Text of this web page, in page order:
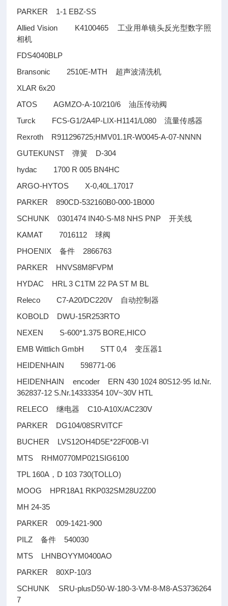
PARKER 1-1 EBZ-SS
Allied Vision K4100465
工业用单镜头反光型数字照
相机
FDS4040BLP
Bransonic 2510E-MTH 超声波清洗机
XLAR 6x20
ATOS AGMZO-A-10/210/6油压传动阀
Turck FCS-G1/2A4P-LIX-H1141/L080流量传感器
Rexroth R911296725;HMV01.1R-W0045-A-07-NNNN
GUTEKUNST弹簧 D-304
hydac 1700 R 005 BN4HC
ARGO-HYTOS X-0,40L.17017
PARKER 890CD-532160B0-000-1B000
SCHUNK 0301474 IN40-S-M8 NHS PNP开关线
KAMAT 7016112球阀
PHOENIX备件 2866763
PARKER HNVS8M8FVPM
HYDAC HRL 3 C1TM 22 PA ST M BL
Releco C7-A20/DC220V
自动控制器
KOBOLD DWU-15R253RTO
NEXEN S-600*1.375 BORE,HICO
EMB Wittlich GmbH STT 0,4变压器1
HEIDENHAIN 598771-06
HEIDENHAIN encoder ERN 430 1024 80S12-95 Id.Nr.
362837-12 S.Nr.14333354 10V~30V HTL
RELECO继电器
C10-A10X/AC230V
PARKER DG104/08SRVITCF
BUCHER LVS12OH4D5E*22F00B-VI
MTS RHM0770MP021SIG6100
TPL 160A ， D 103 730(TOLLO)
MOOG HPR18A1 RKP032SM28U2Z00
MH 24-35
PARKER 009-1421-900
PILZ备件 540030
MTS LHNBOYYM0400AO
PARKER 80XP-10/3
SCHUNK SRU-plusD50-W-180-3-VM-8-M8-AS3736264
7